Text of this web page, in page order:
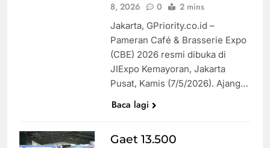
8, 2026
0 2 mins
Jakarta, GPriority.co.id –
Pameran Café & Brasserie Expo
(CBE) 2026 resmi dibuka di
JIExpo Kemayoran, Jakarta
Pusat, Kamis (7/5/2026). Ajang…
Baca lagi
Gaet 13.500